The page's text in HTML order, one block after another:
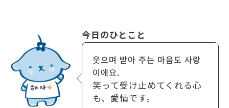
今日のひとこと
웃으며 받아 주는 마음도 사랑
이에요.
笑って受け止めてくれる心
も、愛情です。